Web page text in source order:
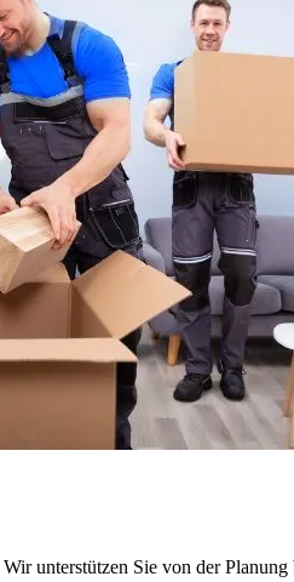
unterstützen Sie von der